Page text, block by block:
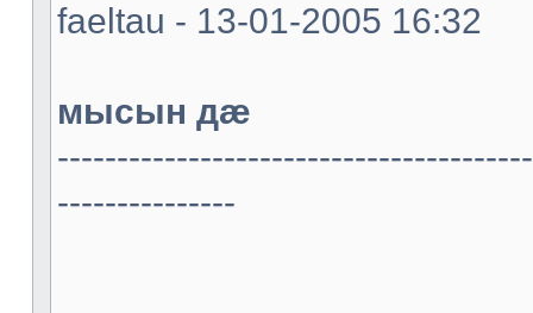
faeltau - 13-01-2005 16:32
мысын дæ
---------------